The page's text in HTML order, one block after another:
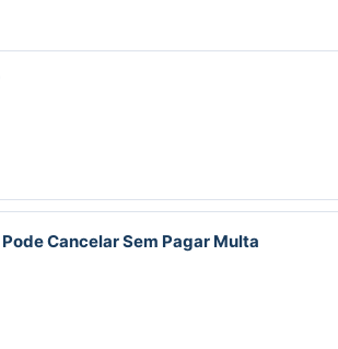
Cancelar Sem Pagar Multa